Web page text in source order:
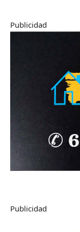
Publicidad
Publicidad